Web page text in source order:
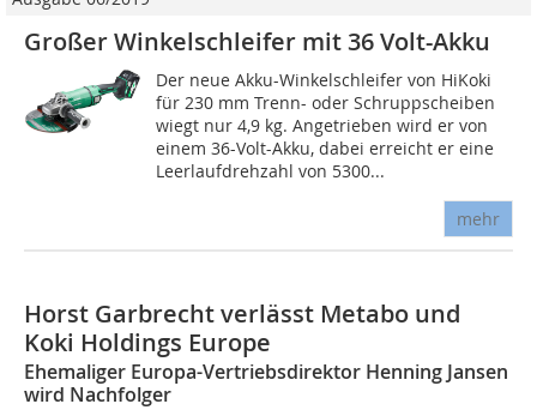
Großer Winkelschleifer mit 36 Volt-Akku
Der neue Akku-Winkelschleifer von HiKoki
für 230 mm Trenn- oder Schruppscheiben
wiegt nur 4,9 kg. Angetrieben wird er von
einem 36-Volt-Akku, dabei erreicht er eine
Leerlaufdrehzahl von 5300...
mehr
Horst Garbrecht verlässt Metabo und
Koki Holdings Europe
Ehemaliger Europa-Vertriebsdirektor Henning Jansen
wird Nachfolger